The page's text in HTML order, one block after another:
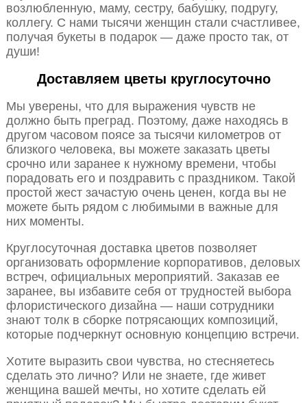
возлюбленную, маму, сестру, бабушку, подругу,
коллегу. С нами тысячи женщин стали счастливее,
получая букеты в подарок — даже просто так, от
души!
Доставляем цветы круглосуточно
Мы уверены, что для выражения чувств не
должно быть преград. Поэтому, даже находясь в
другом часовом поясе за тысячи километров от
близкого человека, вы можете заказать цветы
срочно или заранее к нужному времени, чтобы
порадовать его и поздравить с праздником. Такой
простой жест зачастую очень ценен, когда вы не
можете быть рядом с любимыми в важные для
них моменты.
Круглосуточная доставка цветов позволяет
организовать оформление корпоративов, деловых
встреч, официальных мероприятий. Заказав ее
заранее, вы избавите себя от трудностей выбора
флористического дизайна — наши сотрудники
знают толк в сборке потрясающих композиций,
которые подчеркнут основную концепцию встречи.
Хотите выразить свои чувства, но стесняетесь
сделать это лично? Или не знаете, где живет
женщина вашей мечты, но хотите сделать ей